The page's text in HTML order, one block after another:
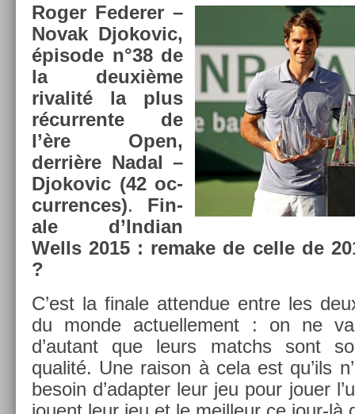
Roger Feder­er –
Novak Djokovic,
épisode n°38 de
la deuxième
rivalité la plus
récur­rente de
l’ère Open,
derrière Nadal –
Djokovic (42 oc­
curr­ences). Fin­
ale d’In­dian
Wells 2015 : re­make de celle de
?
C’est la fin­ale at­tendue entre les
du monde ac­tuel­le­ment : on ne
d’autant que leurs matchs sont
qualité. Une raison à cela est qu’ils
be­soin d’adapt­er leur jeu pour jouer